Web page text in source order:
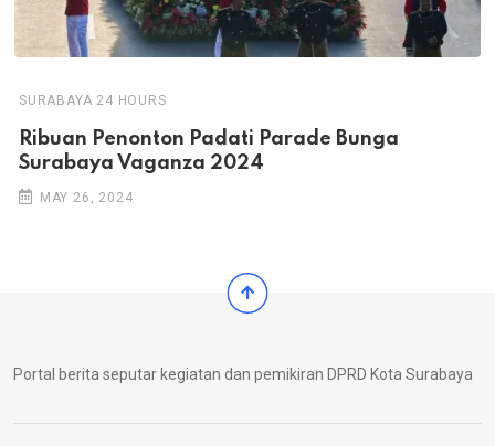
SURABAYA 24 HOURS
Ribuan Penonton Padati Parade Bunga
Surabaya Vaganza 2024
MAY 26, 2024
Portal berita seputar kegiatan dan pemikiran DPRD Kota Surabaya